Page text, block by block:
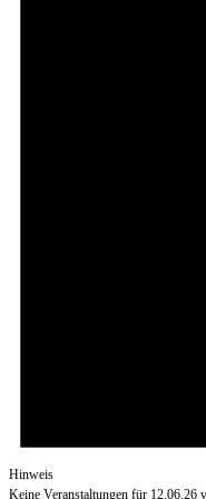
Hinweis
Keine Veranstaltungen für 12.06.26